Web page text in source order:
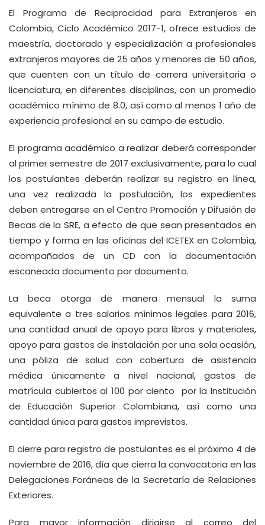
El Programa de Reciprocidad para Extranjeros en
Colombia, Ciclo Académico 2017-1, ofrece estudios de
maestría, doctorado y especialización a profesionales
extranjeros mayores de 25 años y menores de 50 años,
que cuenten con un título de carrera universitaria o
licenciatura, en diferentes disciplinas, con un promedio
académico mínimo de 8.0, así como al menos 1 año de
experiencia profesional en su campo de estudio.
El programa académico a realizar deberá corresponder
al primer semestre de 2017 exclusivamente, para lo cual
los postulantes deberán realizar su registro en línea,
una vez realizada la postulación, los expedientes
deben entregarse en el Centro Promoción y Difusión de
Becas de la SRE, a efecto de que sean presentados en
tiempo y forma en las oficinas del ICETEX en Colombia,
acompañados de un CD con la documentación
escaneada documento por documento.
La beca otorga de manera mensual la suma
equivalente a tres salarios mínimos legales para 2016,
una cantidad anual de apoyo para libros y materiales,
apoyo para gastos de instalación por una sola ocasión,
una póliza de salud con cobertura de asistencia
médica únicamente a nivel nacional, gastos de
matrícula cubiertos al 100 por ciento por la Institución
de Educación Superior Colombiana, así como una
cantidad única para gastos imprevistos.
El cierre para registro de postulantes es el próximo 4 de
noviembre de 2016, día que cierra la convocatoria en las
Delegaciones Foráneas de la Secretaría de Relaciones
Exteriores.
Para mayor información dirigirse al correo del